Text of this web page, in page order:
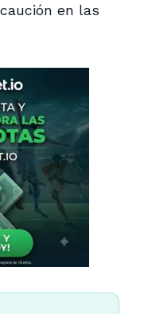
en las